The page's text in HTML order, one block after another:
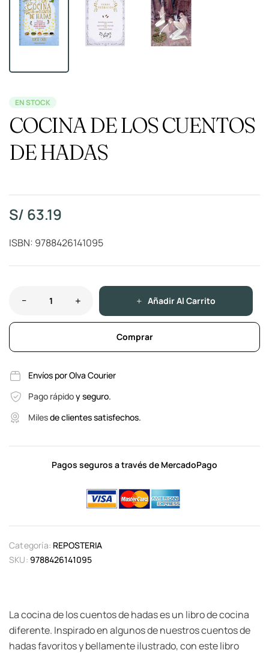
EN STOCK
COCINA DE LOS CUENTOS
DE HADAS
S/ 63.19
ISBN: 9788426141095
Añadir Al Carrito
Comprar
Envíos por Olva Courier
Pago rápidoy seguro.
Milesde clientes satisfechos.
Pagos seguros a través de MercadoPago
Categoría: REPOSTERIA
SKU: 9788426141095
La cocina de los cuentos de hadas es un libro de cocina
diferente. Inspirado en algunos de nuestros cuentos de
hadas favoritos y bellamente ilustrado, con este libro